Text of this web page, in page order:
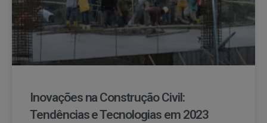
Inovações na Construção Civil:
Tendências e Tecnologias em 2023